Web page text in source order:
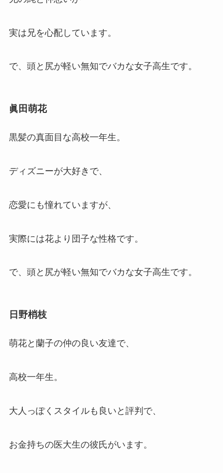
実は兄を心配しています。
で、頭と尻が軽い無知でバカな女子高生です。
眞田萌花
黒髪の真面目な高校一年生。
ディズニーが大好きで、
恋愛にも憧れていますが、
実際には花より団子な性格です。
で、頭と尻が軽い無知でバカな女子高生です。
日野梢枝
萌花と蘭子の仲の良い友達で、
高校一年生。
大人っぽくスタイルも良いと評判で、
お金持ちの医大生の彼氏がいます。